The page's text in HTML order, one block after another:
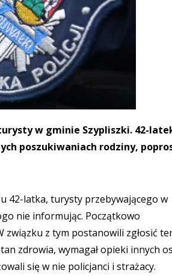
w gminie Szypliszki. 42-
poszukiwaniach rodziny,
42-latka, turysty przebywającego w
nie informując. Początkowo
związku z tym postanowili zgłosić
zdrowia, wymagał opieki innych
się w nie policjanci i strażacy.